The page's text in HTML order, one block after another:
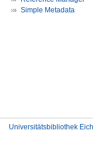
Simple Metadata
Universitätsbibliothek